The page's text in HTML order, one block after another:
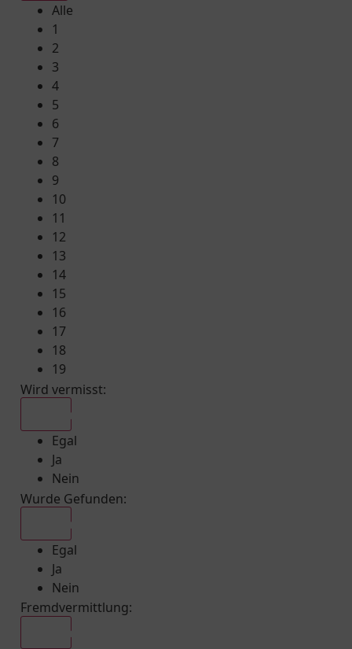
Alle
1
2
3
4
5
6
7
8
9
10
11
12
13
14
15
16
17
18
19
Wird vermisst:
Egal
Ja
Nein
Wurde Gefunden:
Egal
Ja
Nein
Fremdvermittlung: